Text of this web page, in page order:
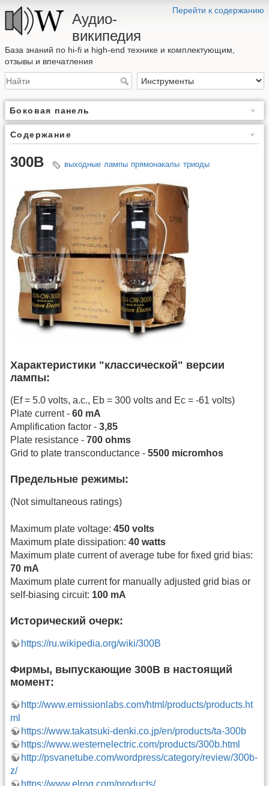
Перейти к содержанию
Аудио-
википедия
База знаний по hi-fi и high-end технике и комплектующим,
отзывы и впечатления
Боковая панель
Содержание
300B выходные лампы прямонакалы триоды
Характеристики "классической" версии
лампы:
(Ef = 5.0 volts, a.c., Eb = 300 volts and Ec = -61 volts)
Plate current - 60 mA
Amplification factor - 3,85
Plate resistance - 700 ohms
Grid to plate transconductance - 5500 micromhos
Предельные режимы:
(Not simultaneous ratings)
Maximum plate voltage: 450 volts
Maximum plate dissipation: 40 watts
Maximum plate current of average tube for fixed grid bias:
70 mA
Maximum plate current for manually adjusted grid bias or
self-biasing circuit: 100 mA
Исторический очерк:
https://ru.wikipedia.org/wiki/300B
Фирмы, выпускающие 300B в настоящий
момент:
http://www.emissionlabs.com/html/products/products.ht
ml
https://www.takatsuki-denki.co.jp/en/products/ta-300b
https://www.westernelectric.com/products/300b.html
http://psvanetube.com/wordpress/category/review/300b-
z/